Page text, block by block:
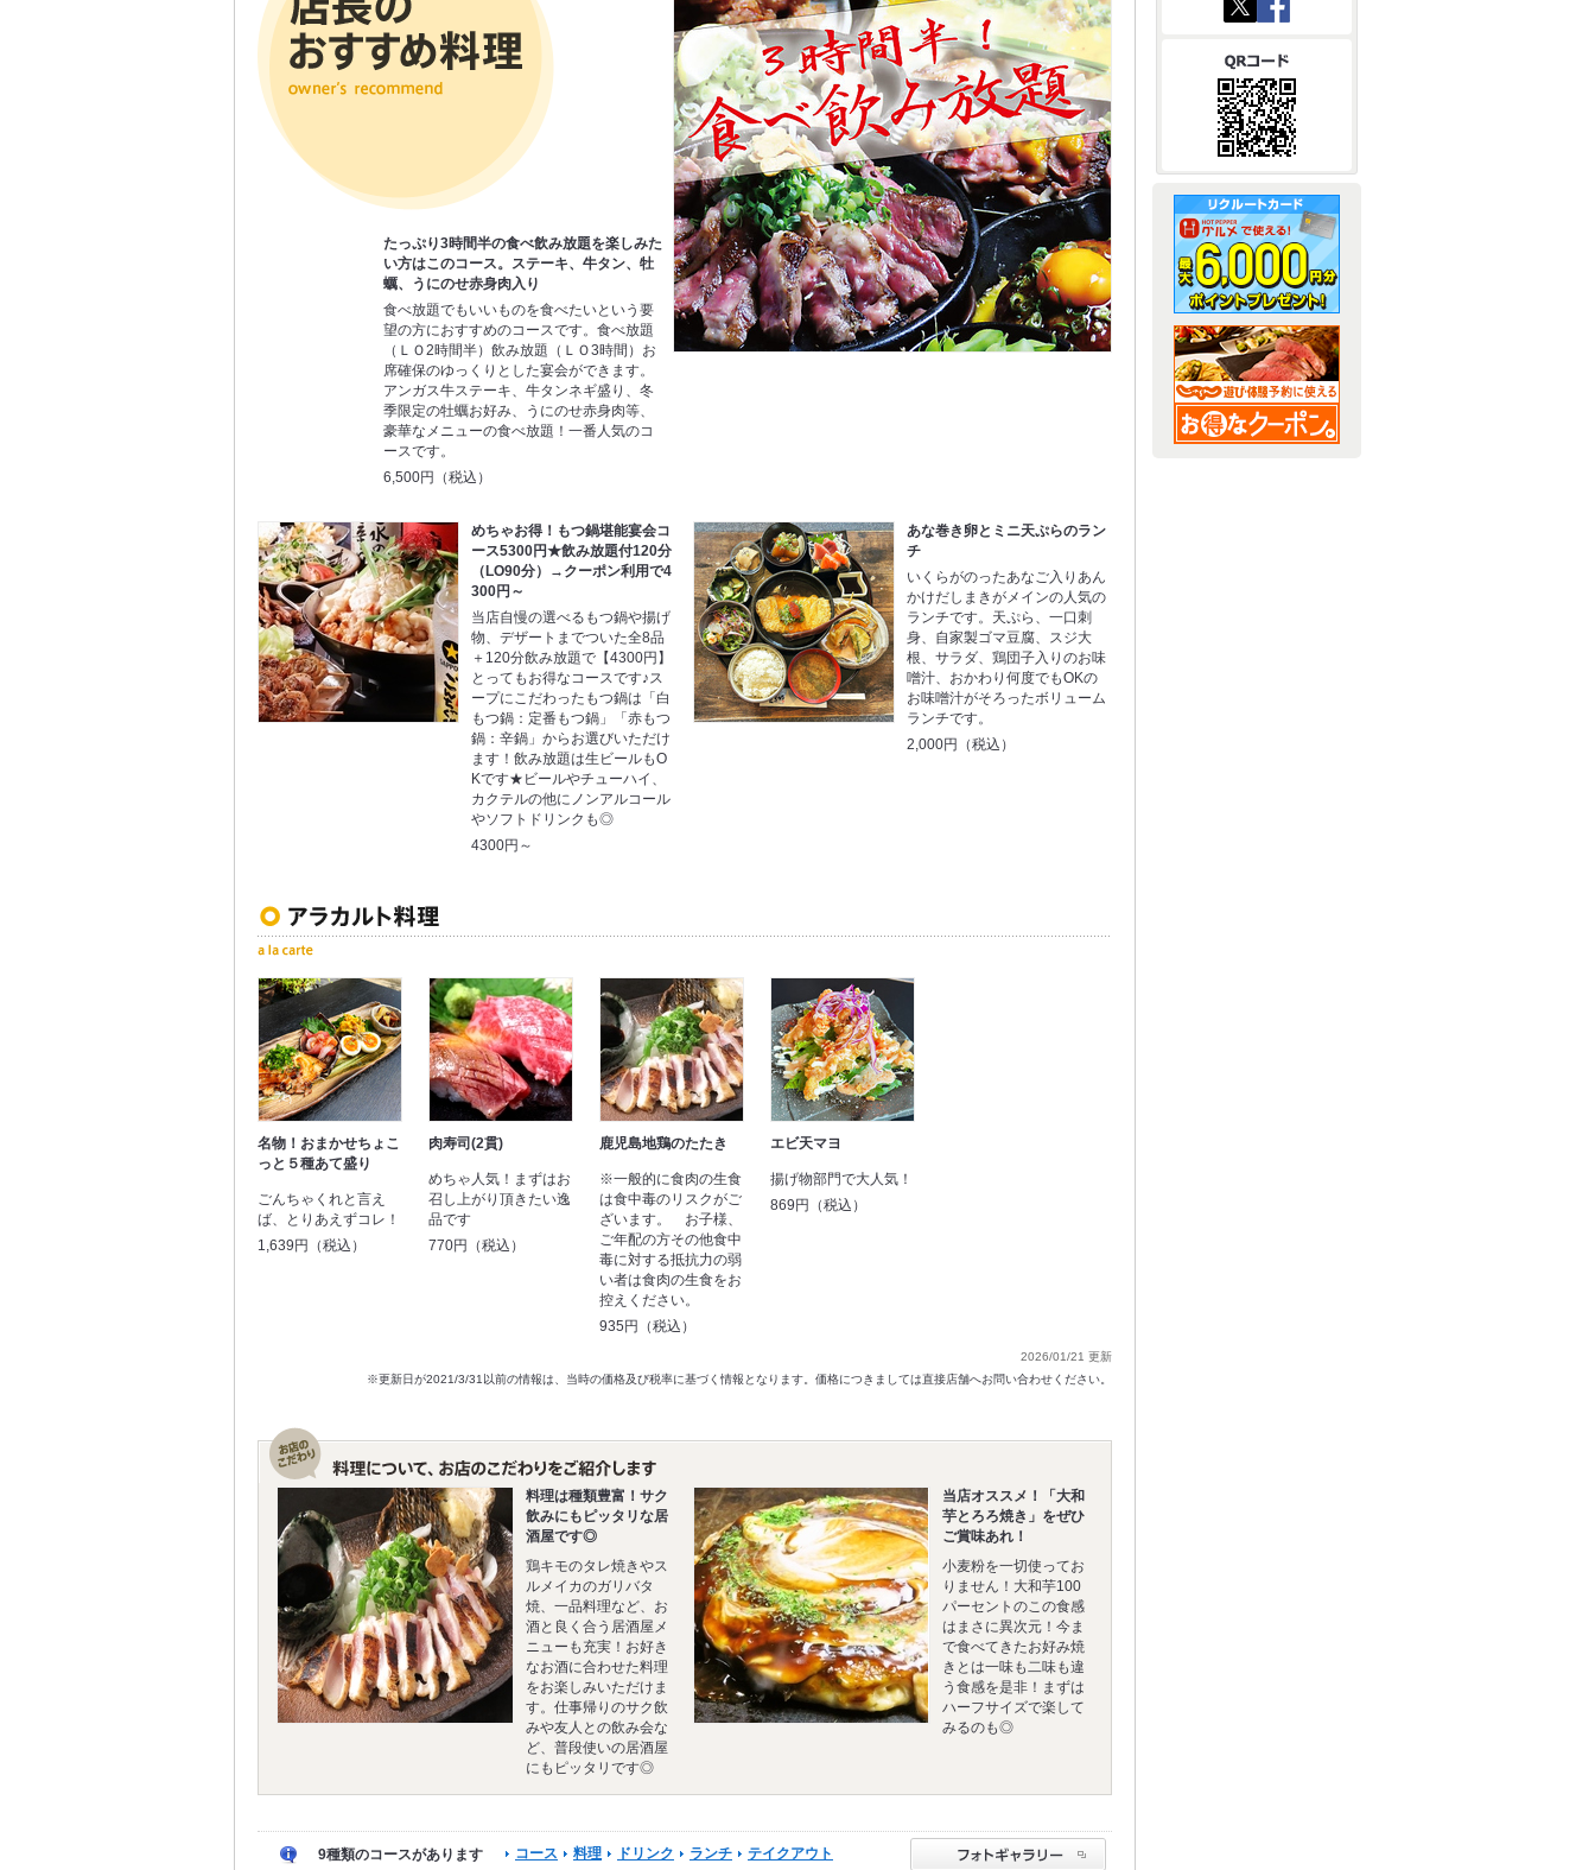
たっぷり3時間半の食べ飲み放題を楽しみた
い方はこのコース。ステーキ、牛タン、牡
蠣、うにのせ赤身肉入り
食べ放題でもいいものを食べたいという要
望の方におすすめのコースです。食べ放題
（ＬＯ2時間半）飲み放題（ＬＯ3時間）お
席確保のゆっくりとした宴会ができます。
アンガス牛ステーキ、牛タンネギ盛り、冬
季限定の牡蠣お好み、うにのせ赤身肉等、
豪華なメニューの食べ放題！一番人気のコ
ースです。
6,500円（税込）
めちゃお得！もつ鍋堪能宴会コ
ース5300円★飲み放題付120分
（LO90分）→クーポン利用で4
300円～
当店自慢の選べるもつ鍋や揚げ
物、デザートまでついた全8品
＋120分飲み放題で【4300円】
とってもお得なコースです♪ス
ープにこだわったもつ鍋は「白
もつ鍋：定番もつ鍋」「赤もつ
鍋：辛鍋」からお選びいただけ
ます！飲み放題は生ビールもO
Kです★ビールやチューハイ、
カクテルの他にノンアルコール
やソフトドリンクも◎
4300円～
あな巻き卵とミニ天ぷらのラン
チ
いくらがのったあなご入りあん
かけだしまきがメインの人気の
ランチです。天ぷら、一口刺
身、自家製ゴマ豆腐、スジ大
根、サラダ、鶏団子入りのお味
噌汁、おかわり何度でもOKの
お味噌汁がそろったボリューム
ランチです。
2,000円（税込）
名物！おまかせちょこ
っと５種あて盛り
ごんちゃくれと言え
ば、とりあえずコレ！
1,639円（税込）
肉寿司(2貫)
めちゃ人気！まずはお
召し上がり頂きたい逸
品です
770円（税込）
鹿児島地鶏のたたき
※一般的に食肉の生食
は食中毒のリスクがご
ざいます。 お子様、
ご年配の方その他食中
毒に対する抵抗力の弱
い者は食肉の生食をお
控えください。
935円（税込）
エビ天マヨ
揚げ物部門で大人気！
869円（税込）
2026/01/21 更新
※更新日が2021/3/31以前の情報は、当時の価格及び税率に基づく情報となります。価格につきましては直接店舗へお問い合わせください。
料理は種類豊富！サク
飲みにもピッタリな居
酒屋です◎
鶏キモのタレ焼きやス
ルメイカのガリバタ
焼、一品料理など、お
酒と良く合う居酒屋メ
ニューも充実！お好き
なお酒に合わせた料理
をお楽しみいただけま
す。仕事帰りのサク飲
みや友人との飲み会な
ど、普段使いの居酒屋
にもピッタリです◎
当店オススメ！「大和
芋とろろ焼き」をぜひ
ご賞味あれ！
小麦粉を一切使ってお
りません！大和芋100
パーセントのこの食感
はまさに異次元！今ま
で食べてきたお好み焼
きとは一味も二味も違
う食感を是非！まずは
ハーフサイズで楽して
みるのも◎
9種類のコースがあります コース 料理 ドリンク ランチ テイクアウト